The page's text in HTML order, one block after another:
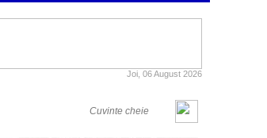
Joi, 06 August 2026